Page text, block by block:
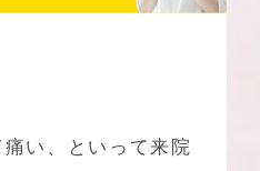
い、といって来院